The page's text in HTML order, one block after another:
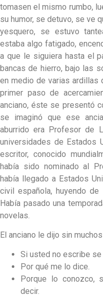
tomasen el mismo rumbo,
su humor, se detuvo, se ve
yesquero, se estuvo
estaba algo fatigado,
a que le siguiera hasta el
bancas de hierro, bajo las
en medio de varias ardillas
primer paso de
anciano, éste se presentó
se imaginó que ese
aburrido era Profesor de
universidades de Estados
escritor, conocido
había sido nominado al
había llegado a Estados
civil española, huyendo
Había pasado una
novelas.
El anciano le dijo sin
Si usted no escribe
Por qué me lo dice.
Porque lo conozco,
decir.